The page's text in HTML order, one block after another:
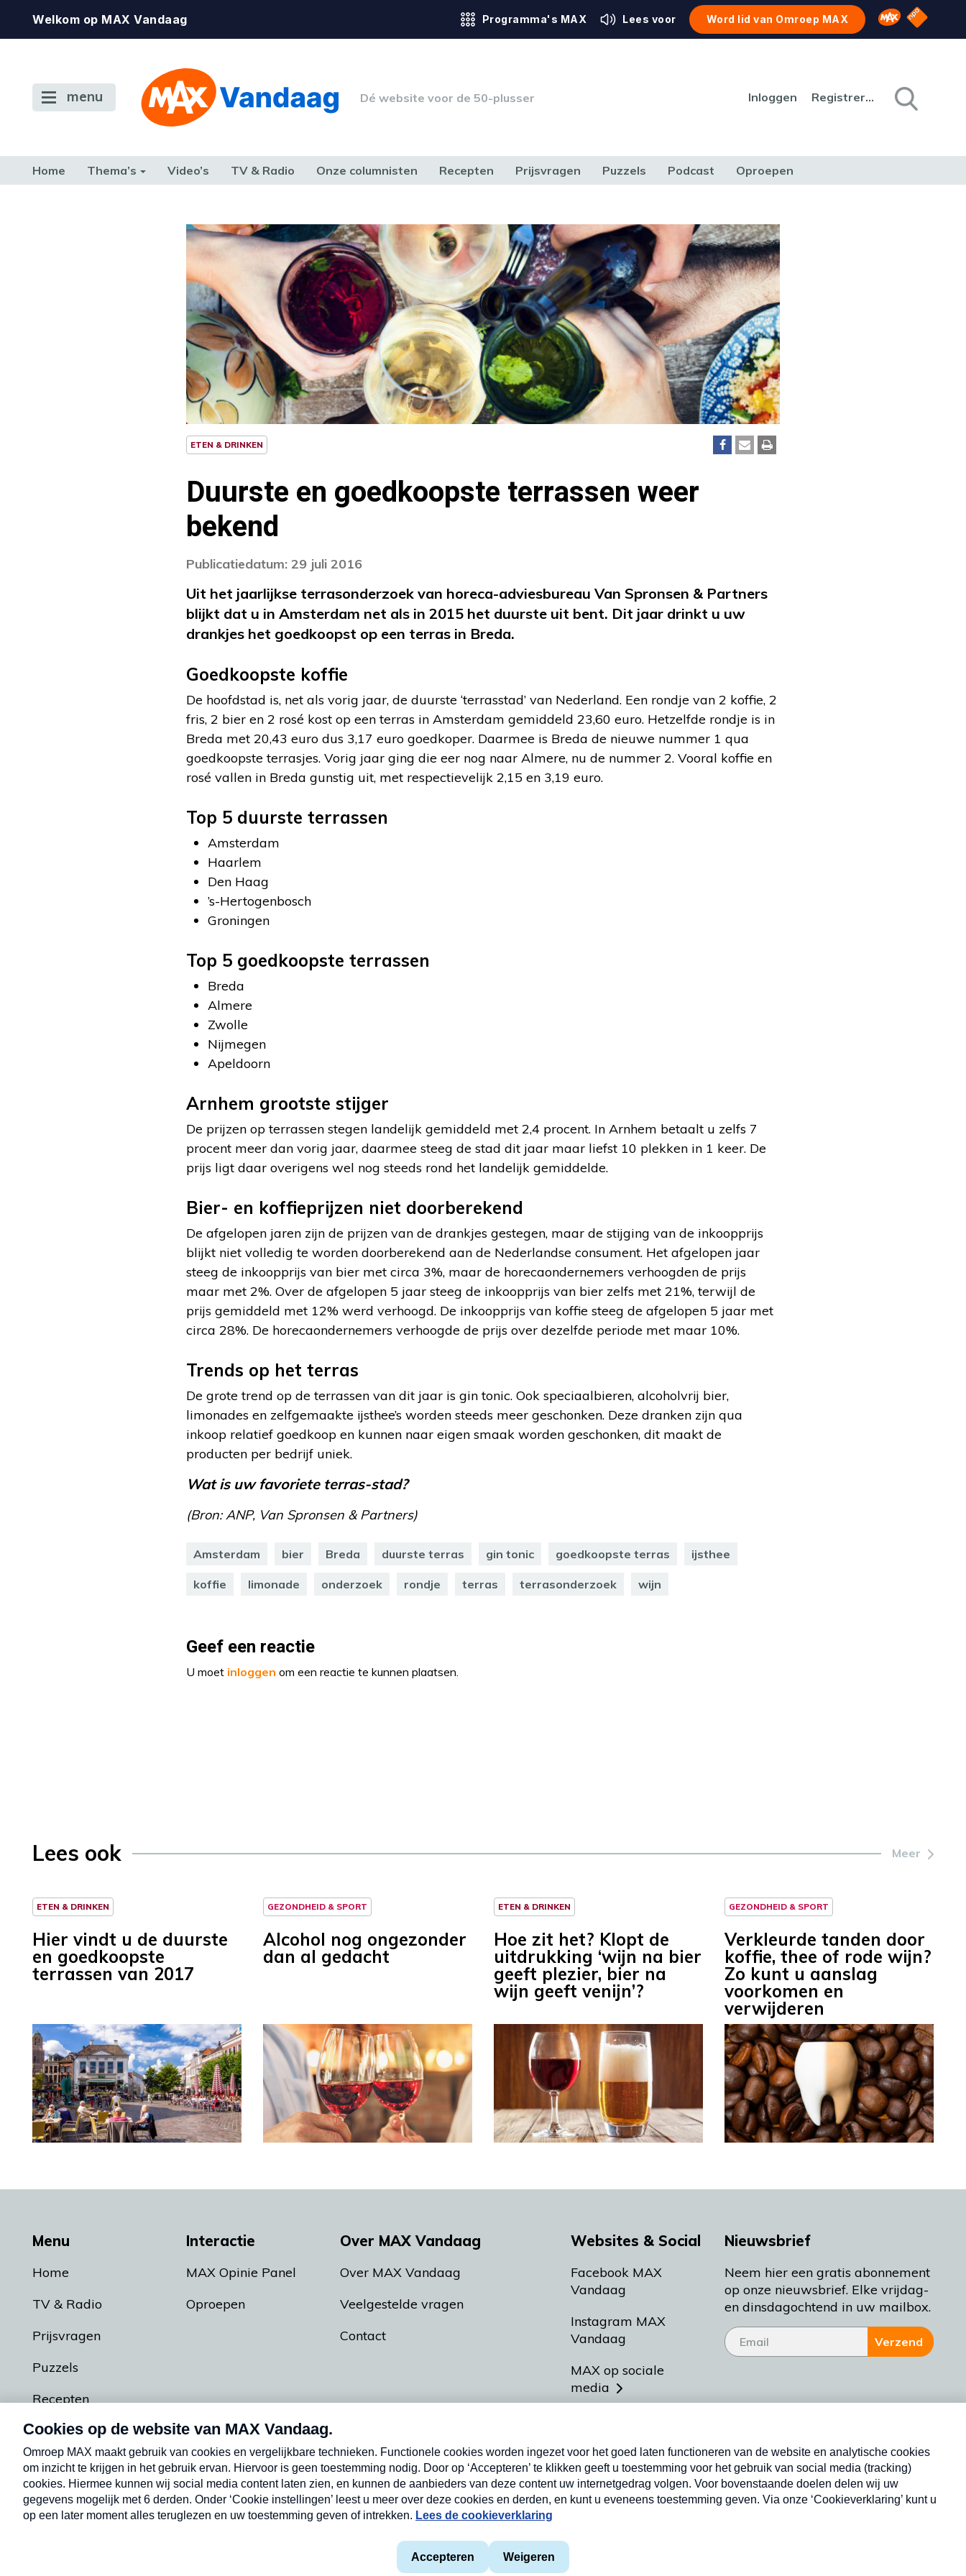
Welkom op MAX Vandaag Programma's MAX Lees voor Word lid van Omroep MAX Omroep MAX
NPO
menu Dé website voor de 50-plusser Inloggen Registreren
Home Thema’s Video’s TV & Radio Onze columnisten Recepten Prijsvragen Puzzels Podcast Oproepen
ETEN & DRINKEN
Duurste en goedkoopste terrassen weer
bekend
Publicatiedatum: 29 juli 2016
Uit het jaarlijkse terrasonderzoek van horeca-adviesbureau Van Spronsen & Partners
blijkt dat u in Amsterdam net als in 2015 het duurste uit bent. Dit jaar drinkt u uw
drankjes het goedkoopst op een terras in Breda.
Goedkoopste koffie
De hoofdstad is, net als vorig jaar, de duurste ‘terrasstad’ van Nederland. Een rondje van 2 koffie, 2
fris, 2 bier en 2 rosé kost op een terras in Amsterdam gemiddeld 23,60 euro. Hetzelfde rondje is in
Breda met 20,43 euro dus 3,17 euro goedkoper. Daarmee is Breda de nieuwe nummer 1 qua
goedkoopste terrasjes. Vorig jaar ging die eer nog naar Almere, nu de nummer 2. Vooral koffie en
rosé vallen in Breda gunstig uit, met respectievelijk 2,15 en 3,19 euro.
Top 5 duurste terrassen
Amsterdam
Haarlem
Den Haag
’s-Hertogenbosch
Groningen
Top 5 goedkoopste terrassen
Breda
Almere
Zwolle
Nijmegen
Apeldoorn
Arnhem grootste stijger
De prijzen op terrassen stegen landelijk gemiddeld met 2,4 procent. In Arnhem betaalt u zelfs 7
procent meer dan vorig jaar, daarmee steeg de stad dit jaar maar liefst 10 plekken in 1 keer. De
prijs ligt daar overigens wel nog steeds rond het landelijk gemiddelde.
Bier- en koffieprijzen niet doorberekend
De afgelopen jaren zijn de prijzen van de drankjes gestegen, maar de stijging van de inkoopprijs
blijkt niet volledig te worden doorberekend aan de Nederlandse consument. Het afgelopen jaar
steeg de inkoopprijs van bier met circa 3%, maar de horecaondernemers verhoogden de prijs
maar met 2%. Over de afgelopen 5 jaar steeg de inkoopprijs van bier zelfs met 21%, terwijl de
prijs gemiddeld met 12% werd verhoogd. De inkoopprijs van koffie steeg de afgelopen 5 jaar met
circa 28%. De horecaondernemers verhoogde de prijs over dezelfde periode met maar 10%.
Trends op het terras
De grote trend op de terrassen van dit jaar is gin tonic. Ook speciaalbieren, alcoholvrij bier,
limonades en zelfgemaakte ijsthee’s worden steeds meer geschonken. Deze dranken zijn qua
inkoop relatief goedkoop en kunnen naar eigen smaak worden geschonken, dit maakt de
producten per bedrijf uniek.
Wat is uw favoriete terras-stad?
(Bron: ANP, Van Spronsen & Partners)
Amsterdam bier Breda duurste terras gin tonic goedkoopste terras ijsthee
koffie limonade onderzoek rondje terras terrasonderzoek wijn
Geef een reactie
U moet inloggen om een reactie te kunnen plaatsen.
Lees ook Meer
ETEN & DRINKEN
Hier vindt u de duurste
en goedkoopste
terrassen van 2017
GEZONDHEID & SPORT
Alcohol nog ongezonder
dan al gedacht
ETEN & DRINKEN
Hoe zit het? Klopt de
uitdrukking ‘wijn na bier
geeft plezier, bier na
wijn geeft venijn’?
GEZONDHEID & SPORT
Verkleurde tanden door
koffie, thee of rode wijn?
Zo kunt u aanslag
voorkomen en
verwijderen
Menu
Home
TV & Radio
Prijsvragen
Puzzels
Recepten
Podcasts
Interactie
MAX Opinie Panel
Oproepen
Over MAX Vandaag
Over MAX Vandaag
Veelgestelde vragen
Contact
Websites & Social
Facebook MAX
Vandaag
Instagram MAX
Vandaag
MAX op sociale
media
Meldpunt Actueel
Heel Holland Bakt
Nieuwsbrief
Neem hier een gratis abonnement
op onze nieuwsbrief. Elke vrijdag-
en dinsdagochtend in uw mailbox.
Verzend
Privacyverklaring Cookieverklaring
Nieuwsbrief
Neem hier een gratis abonnement op onze